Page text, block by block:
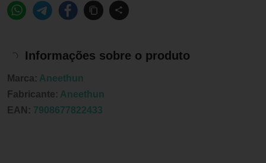
Informações sobre o produto
Marca: Aneethun
Fabricante: Aneethun
EAN: 7908677822433